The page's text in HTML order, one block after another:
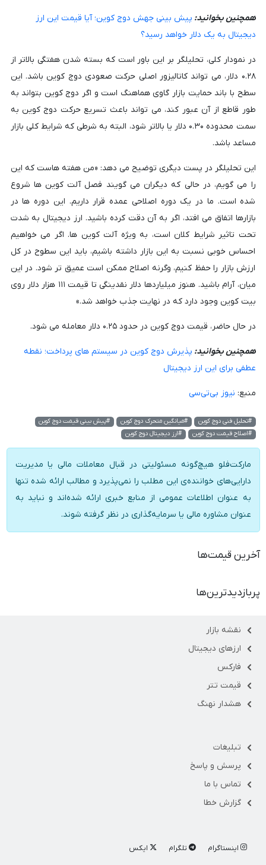
همچنین بخوانید: پیش بینی جهش دوج کوین؛ آیا قیمت این ارز
دیجیتال به یک دلار خواهد رسید؟
در نمودار کلی، تحلیلگر بر این باور است که بسته شدن هفتگی بالاتر از
۰.۲۸ دلار، می تواند کاتالیزور اصلی حرکت صعودی دوج کوین باشد. این
سطح با باند حمایت بازار گاوی هماهنگ است و اگر دوج کوین بتواند به
طور قاطع از آن عبور کند، می تواند باعث تسریع حرکت دوج کوین به
سمت محدوده ۰.۳۰ دلار یا بالاتر شود، البته به شرطی که شرایط کلی بازار
مساعد باشد.
این تحلیلگر در پست دیگری توضیح می دهد: «من هفته هاست که این
را می گویم، در حالی که دیگران می گویند فصل آلت کوین ها شروع
شده است. ما در یک دوره اصلاحی عمده قرار داریم. این دوره ها در
بازارها اتفاق می افتد، اگر به آن دقت کرده باشید. ارز دیجیتال به شدت
تحت تاثیر شرایط کلان است، به ویژه آلت کوین ها. اگر می خواهیم
احساس خوبی نسبت به این بازار داشته باشیم، باید این سطوح در کل
ارزش بازار را حفظ کنیم، وگرنه اصلاح ممکن است عمیق تر شود. در این
میان، آرام باشید. هنوز میلیاردها دلار نقدینگی تا قیمت ۱۱۱ هزار دلار روی
بیت کوین وجود دارد که در نهایت جذب خواهد شد.»
در حال حاضر، قیمت دوج کوین در حدود ۰.۲۵ دلار معامله می شود.
همچنین بخوانید: پذیرش دوج کوین در سیستم های پرداخت؛ نقطه
عطفی برای این ارز دیجیتال
منبع: نیوز بی‌تی‌سی
#تحلیل فنی دوج کوین #میانگین متحرک دوج کوین
#پیش بینی قیمت دوج کوین
#اصلاح قیمت دوج کوین
#ارز دیجیتال دوج کوین
مارکت‌فلو هیچ‌گونه مسئولیتی در قبال معاملات مالی یا مدیریت
دارایی‌های خواننده‌ی این مطلب را نمی‌پذیرد و مطالب ارائه شده تنها
به عنوان اطلاعات عمومی از منابع خبری ارائه شده‌اند و نباید به
عنوان مشاوره مالی یا سرمایه‌گذاری در نظر گرفته شوند.
آخرین قیمت‌ها
پربازدیدترین‌ها
نقشه بازار
ارزهای دیجیتال
فارکس
قیمت تتر
هشدار نهنگ
تبلیغات
پرسش و پاسخ
تماس با ما
گزارش خطا
اینستاگرام تلگرام ایکس